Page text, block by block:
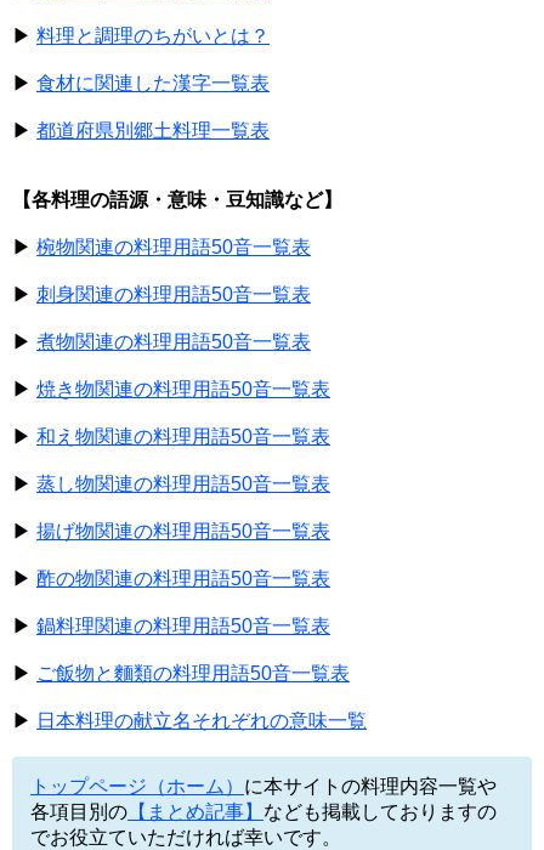
▶ 料理と調理のちがいとは？
▶ 食材に関連した漢字一覧表
▶ 都道府県別郷土料理一覧表
【各料理の語源・意味・豆知識など】
▶ 椀物関連の料理用語50音一覧表
▶ 刺身関連の料理用語50音一覧表
▶ 煮物関連の料理用語50音一覧表
▶ 焼き物関連の料理用語50音一覧表
▶ 和え物関連の料理用語50音一覧表
▶ 蒸し物関連の料理用語50音一覧表
▶ 揚げ物関連の料理用語50音一覧表
▶ 酢の物関連の料理用語50音一覧表
▶ 鍋料理関連の料理用語50音一覧表
▶ ご飯物と麵類の料理用語50音一覧表
▶ 日本料理の献立名それぞれの意味一覧
トップページ（ホーム） に本サイトの料理内容一覧や
各項目別の 【まとめ記事】 なども掲載しておりますの
でお役立ていただければ幸いです。